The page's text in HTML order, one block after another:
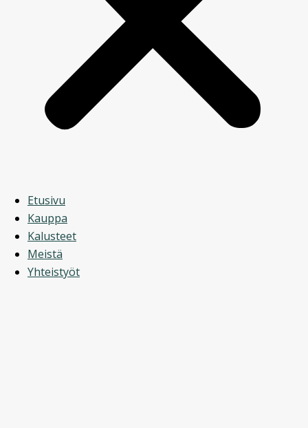
Etusivu
Kauppa
Kalusteet
Meistä
Yhteistyöt